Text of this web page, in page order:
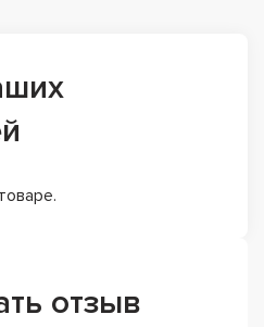
отзыв